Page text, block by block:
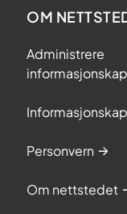
OM
Administrere
Personvern
Om nettstedet